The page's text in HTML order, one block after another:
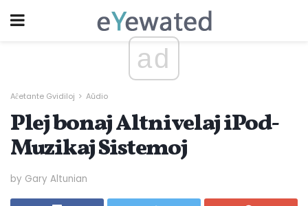
ad
Aĉetante Gvidiloj Aŭdio
Plej bonaj Altnivelaj iPod-
Muzikaj Sistemoj
by Gary Altunian